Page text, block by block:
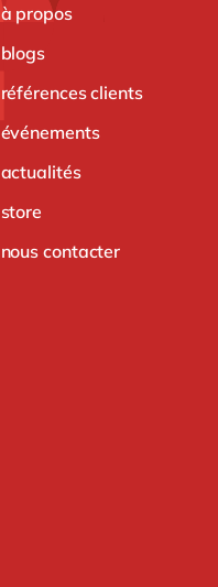
à propos
blogs
références clients
événements
actualités
store
nous contacter